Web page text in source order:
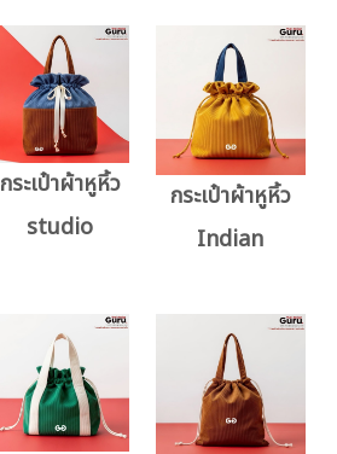
กระเป๋าผ้าหูหิ้ว
studio
กระเป๋าผ้าหูหิ้ว
Indian